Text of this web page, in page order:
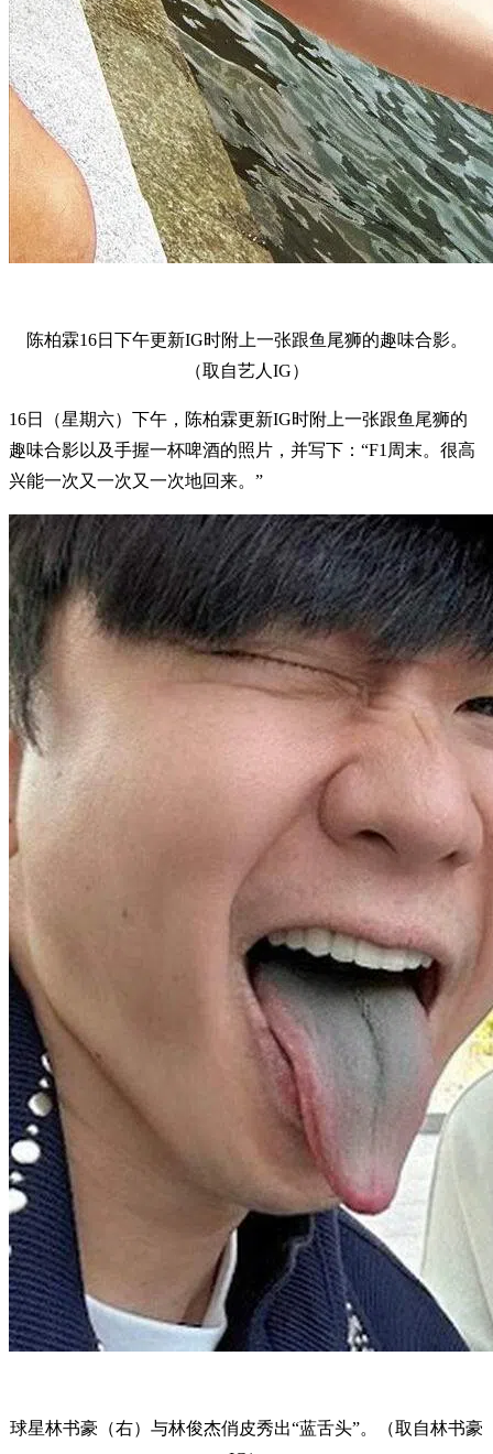
陈柏霖16日下午更新IG时附上一张跟鱼尾狮的趣味合影。
（取自艺人IG）
16日（星期六）下午，陈柏霖更新IG时附上一张跟鱼尾狮的
趣味合影以及手握一杯啤酒的照片，并写下：“F1周末。很高
兴能一次又一次又一次地回来。”
球星林书豪（右）与林俊杰俏皮秀出“蓝舌头”。（取自林书豪